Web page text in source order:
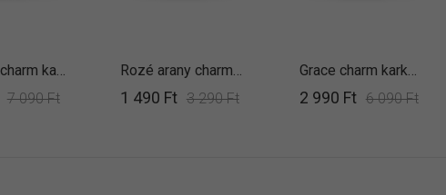
Madison charm karkötő
7 090 Ft
Rozé arany charm karkötő alap
1 490 Ft 3 290 Ft
Grace charm karkötő
2 990 Ft 6 090 Ft